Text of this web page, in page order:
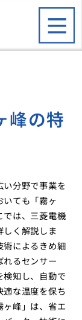
峰の特
分野で事業を
ても「霧ヶ
では、三菱電機
く解説しま
術によるきめ細
るセンサー
検知し、自動で
な温度を保ち
ヶ峰」は、省エ